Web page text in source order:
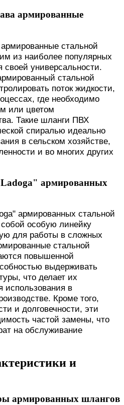
армированные
стальной
из наиболее популярных
своей универсальности.
стальной
поток жидкости,
где необходимо
или цветом
Такие шланги ПВХ
спиралью идеально
в сельском хозяйстве,
и во многих других
армированных
армированных стальной
особую линейку
для работы в сложных
стальной
повышенной
выдерживать
что делает их
в
Кроме того,
и долговечности, эти
частой замены, что
на обслуживание
и
армированных шлангов